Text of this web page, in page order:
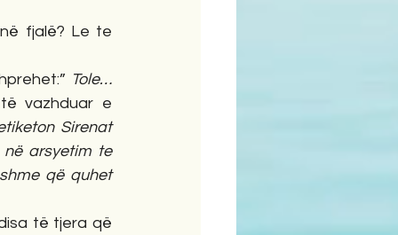
fjalë? Le te
Tole…
vazhduar e
Sirenat
në arsyetim te
që quhet
të tjera që